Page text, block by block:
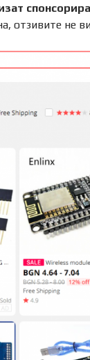
отзивите не